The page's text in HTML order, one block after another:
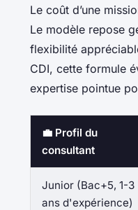
Le coût d’une
Le modèle repose
flexibilité
CDI, cette formule
expertise pointue
💼 Profil du
consultant
Junior (Bac+5, 1-3
ans d'expérience)